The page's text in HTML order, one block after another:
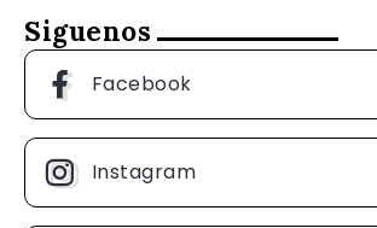
Siguenos
Facebook
Instagram